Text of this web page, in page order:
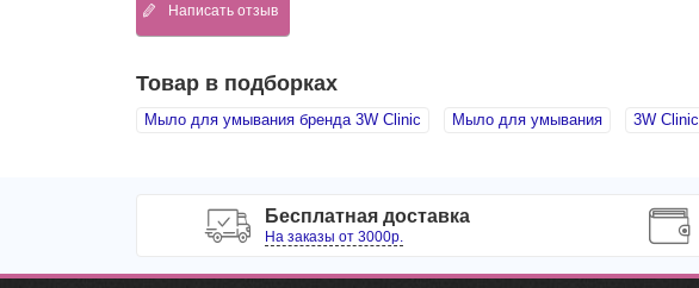
Написать отзыв
Товар в подборках
Мыло для умывания бренда 3W Clinic Мыло для умывания 3W Clinic
Бесплатная доставка
На заказы от 3000р.